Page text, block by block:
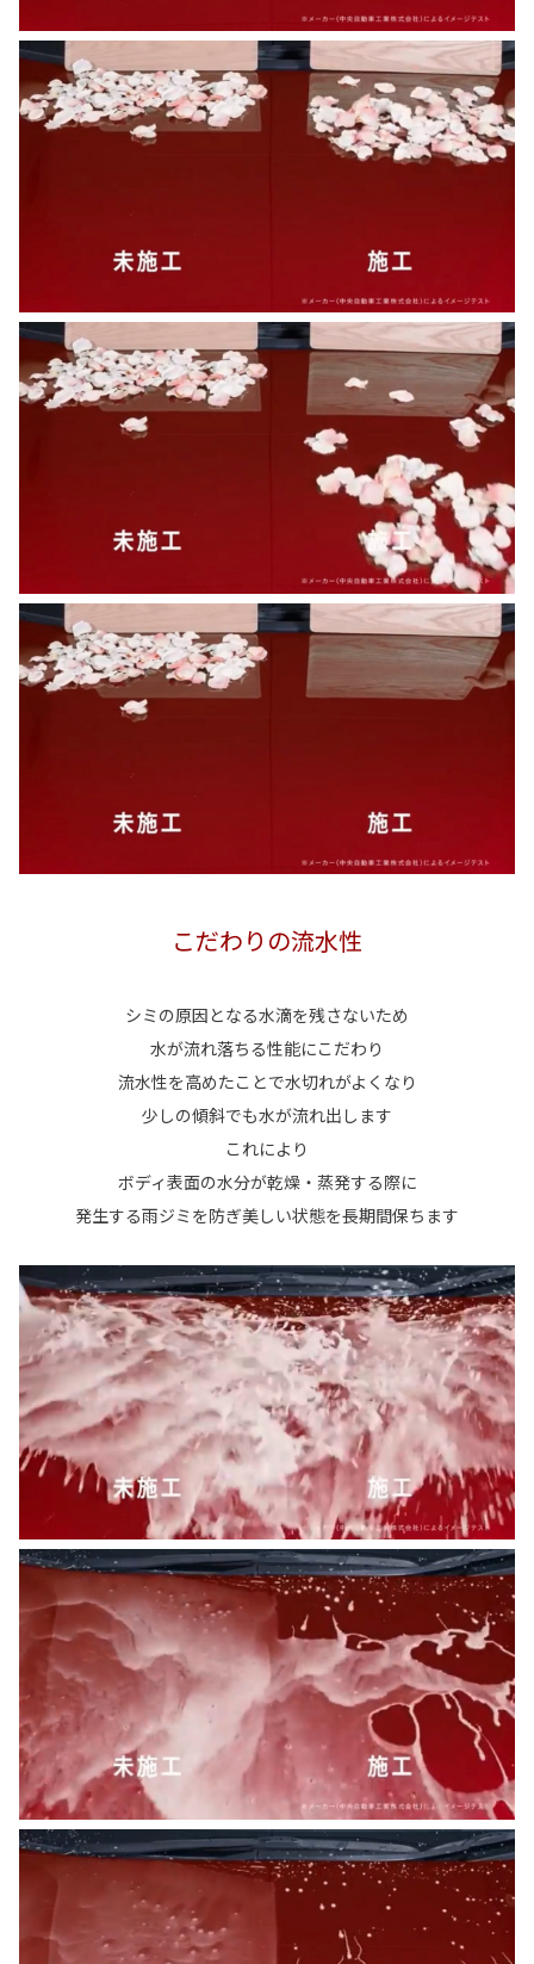
こだわりの流水性
シミの原因となる水滴を残さないため
水が流れ落ちる性能にこだわり
流水性を高めたことで水切れがよくなり
少しの傾斜でも水が流れ出します
これにより
ボディ表面の水分が乾燥・蒸発する際に
発生する雨ジミを防ぎ美しい状態を長期間保ちます